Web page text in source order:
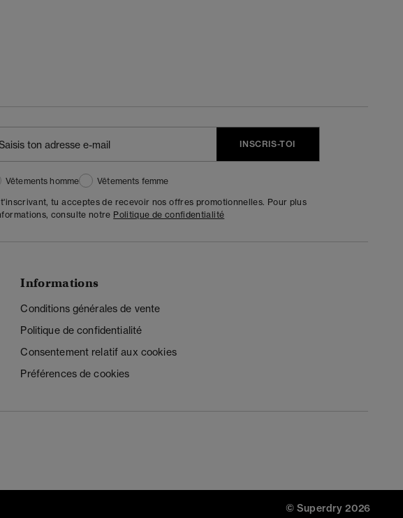
INSCRIS-TOI
Vêtements homme
Vêtements femme
t'inscrivant, tu acceptes de recevoir nos offres promotionnelles. Pour plus
consulte notre Politique de confidentialité
Informations
Conditions générales de vente
Politique de confidentialité
Consentement relatif aux cookies
Préférences de cookies
© Superdry 2026